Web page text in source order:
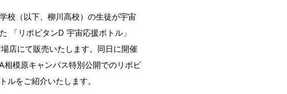
校（以下、柳川高校）の生徒が宇宙
「リポビタンⅮ 宇宙応援ボトル」
店にて販売いたします。同日に開催
相模原キャンパス特別公開でのリポビ
ルをご紹介いたします。